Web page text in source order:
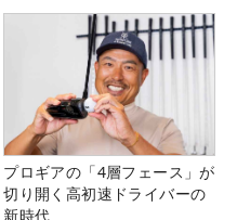
プロギアの「4層フェース」が
切り開く高初速ドライバーの
新時代